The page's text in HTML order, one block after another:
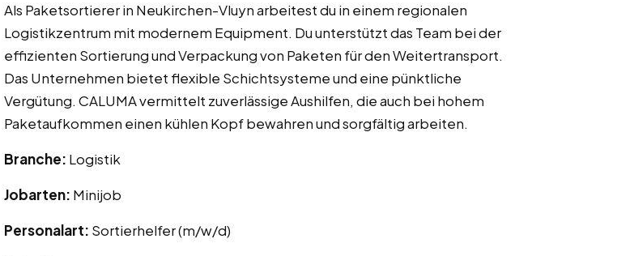
Als Paketsortierer in Neukirchen-Vluyn arbeitest du in einem regionalen
Logistikzentrum mit modernem Equipment. Du unterstützt das Team bei der
effizienten Sortierung und Verpackung von Paketen für den Weitertransport.
Das Unternehmen bietet flexible Schichtsysteme und eine pünktliche
Vergütung. CALUMA vermittelt zuverlässige Aushilfen, die auch bei hohem
Paketaufkommen einen kühlen Kopf bewahren und sorgfältig arbeiten.
Branche: Logistik
Jobarten: Minijob
Personalart: Sortierhelfer (m/w/d)